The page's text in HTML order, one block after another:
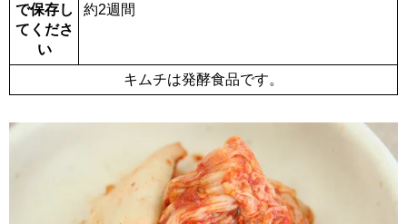
で保存し
てくださ
い
約2週間
キムチは発酵食品です。